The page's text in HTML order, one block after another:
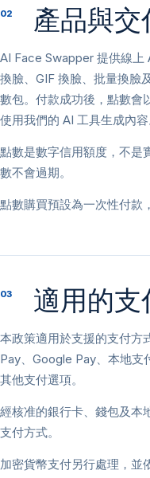
02 產品與交
AI Face Swapper 提供線上
換臉、GIF 換臉、批量換臉
數包。付款成功後，點數會
使用我們的 AI 工具生成內容
點數是數字信用額度，不是
數不會過期。
點數購買預設為一次性付款
03 適用的支
本政策適用於支援的支付方
Pay、Google Pay、本地支
其他支付選項。
經核准的銀行卡、錢包及本
支付方式。
加密貨幣支付另行處理，並